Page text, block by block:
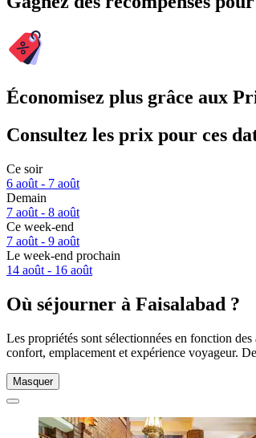
Économisez plus grâce aux
Consultez les prix pour ces
Ce soir
6 août - 7 août
Demain
7 août - 8 août
Ce week-end
7 août - 9 août
Le week-end prochain
14 août - 16 août
Où séjourner à Faisalabad ?
Les propriétés sont sélectionnées en fonction
confort, emplacement et expérience voyageur.
Masquer